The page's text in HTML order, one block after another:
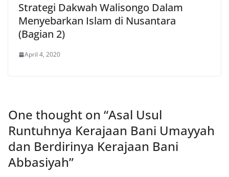
Strategi Dakwah Walisongo Dalam
Menyebarkan Islam di Nusantara
(Bagian 2)
April 4, 2020
One thought on “Asal Usul
Runtuhnya Kerajaan Bani Umayyah
dan Berdirinya Kerajaan Bani
Abbasiyah”